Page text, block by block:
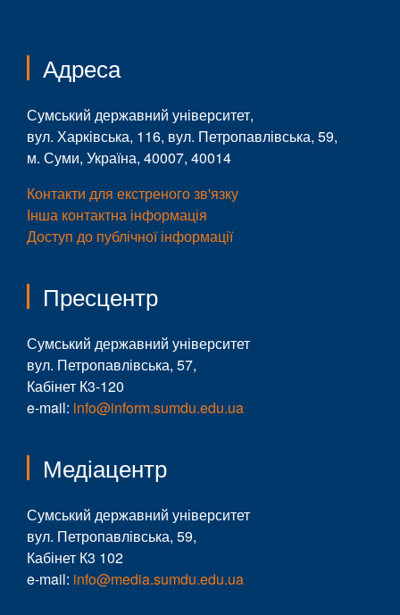
Адреса
Сумський державний університет,
вул. Харківська, 116, вул. Петропавлівська, 59,
м. Суми, Україна, 40007, 40014
Контакти для екстреного зв'язку
Інша контактна інформація
Доступ до публічної інформації
Пресцентр
Сумський державний університет
вул. Петропавлівська, 57,
Кабінет К3-120
e-mail: info@inform.sumdu.edu.ua
Медіацентр
Сумський державний університет
вул. Петропавлівська, 59,
Кабінет К3 102
e-mail: info@media.sumdu.edu.ua